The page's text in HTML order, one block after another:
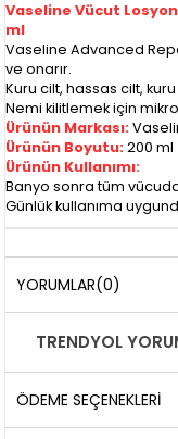
Vaseline Vücut
ml
Vaseline Advanced
ve onarır.
Kuru cilt, hassas cilt,
Nemi kilitlemek için
Ürünün Markası:
Ürünün Boyutu: 200 ml
Ürünün Kullanımı:
Banyo sonra tüm
Günlük kullanıma
YORUMLAR(0)
TRENDYOL
ÖDEME SEÇENEKLERI